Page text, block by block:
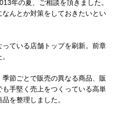
年の夏、ご相談を頂きました。
んとか対策をしておきたいとい
ている店舗トップを刷新。前章
節ごとで販売の異なる商品、販
手堅く売上をつくっている高単
を整理しました。